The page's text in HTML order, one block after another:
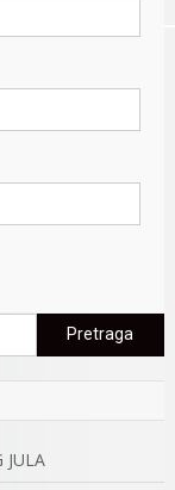
Pretraga:
JULA